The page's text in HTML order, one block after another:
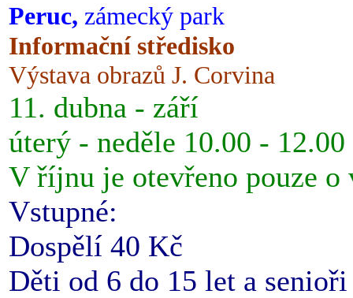
Peruc, zámecký park
Informační středisko
Výstava obrazů J. Corvina
11. dubna - září
úterý - neděle 10.00 -
V říjnu je otevřeno pouze o
Vstupné:
Dospělí 40 Kč
Děti od 6 do 15 let a